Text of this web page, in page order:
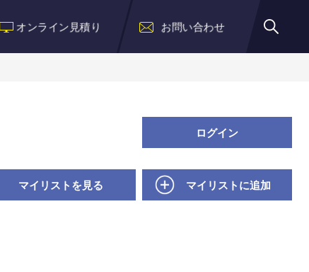
オンライン見積り お問い合わせ
ログイン
マイリストを見る マイリストに追加